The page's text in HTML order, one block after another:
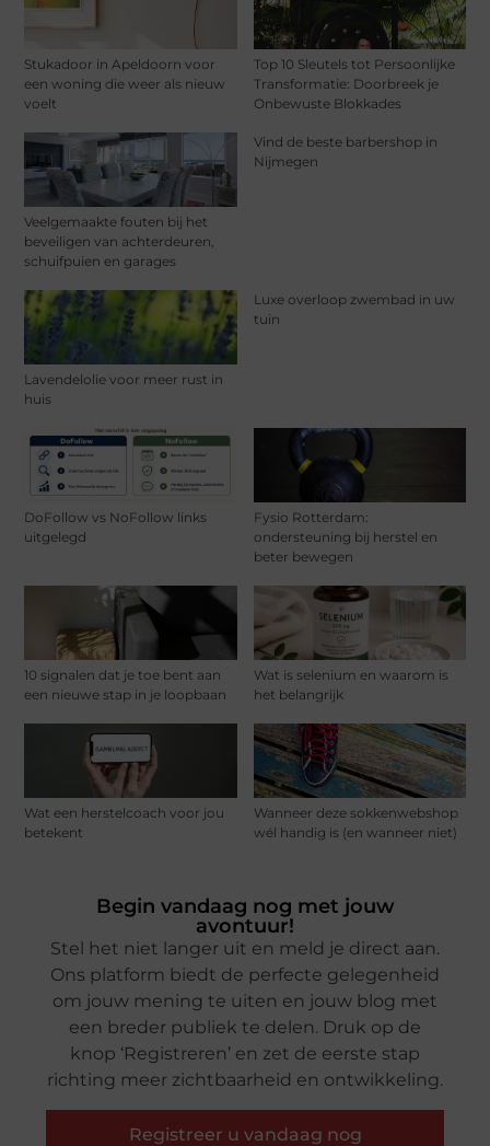
Stukadoor in Apeldoorn voor
een woning die weer als nieuw
voelt
Top 10 Sleutels tot Persoonlijke
Transformatie: Doorbreek je
Onbewuste Blokkades
Veelgemaakte fouten bij het
beveiligen van achterdeuren,
schuifpuien en garages
Vind de beste barbershop in
Nijmegen
Lavendelolie voor meer rust in
huis
Luxe overloop zwembad in uw
tuin
DoFollow vs NoFollow links
uitgelegd
Fysio Rotterdam:
ondersteuning bij herstel en
beter bewegen
10 signalen dat je toe bent aan
een nieuwe stap in je loopbaan
Wat is selenium en waarom is
het belangrijk
Wat een herstelcoach voor jou
betekent
Wanneer deze sokkenwebshop
wél handig is (en wanneer niet)
Begin vandaag nog met jouw
avontuur!
Stel het niet langer uit en meld je direct aan.
Ons platform biedt de perfecte gelegenheid
om jouw mening te uiten en jouw blog met
een breder publiek te delen. Druk op de
knop ‘Registreren’ en zet de eerste stap
richting meer zichtbaarheid en ontwikkeling.
Registreer u vandaag nog